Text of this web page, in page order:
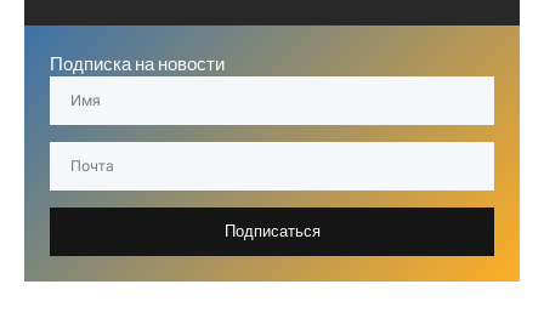
Подписка на новости
Подписаться